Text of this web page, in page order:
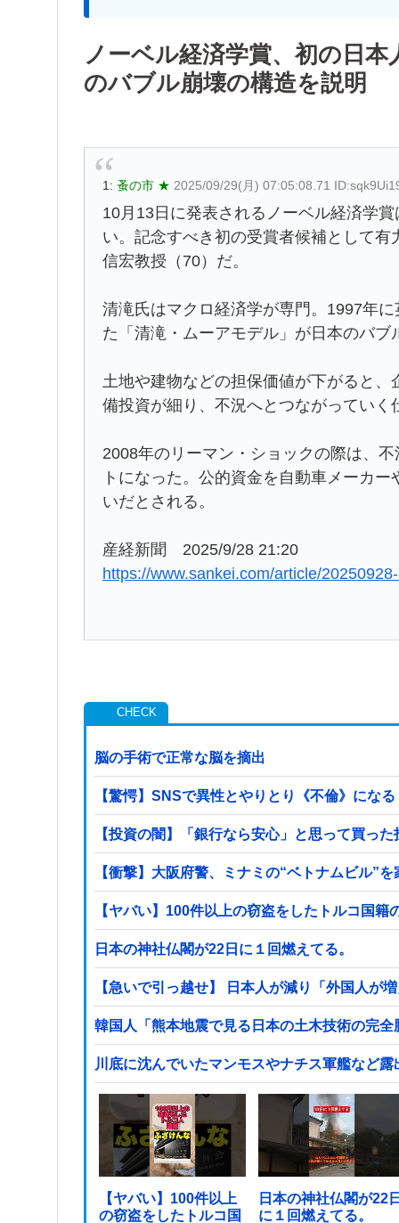
ノーベル経済学賞、初の日
のバブル崩壊の構造を説明
1: 蚤の市 ★ 2025/09/29(月) 07:05:08.71
10月13日に発表されるノーベル経済学
い。記念すべき初の受賞者候補として
信宏教授（70）だ。
清滝氏はマクロ経済学が専門。1997年
た「清滝・ムーアモデル」が日本のバ
土地や建物などの担保価値が下がると
備投資が細り、不況へとつながっていく
2008年のリーマン・ショックの際は、
トになった。公的資金を自動車メーカ
いだとされる。
産経新聞 2025/9/28 21:20
https://www.sankei.com/article/
脳の手術で正常な脳を摘出
【驚愕】SNSで異性とやりとり《不倫》にな
【投資の闇】「銀行なら安心」と思って買っ
【衝撃】大阪府警、ミナミの“ベトナムビル”
日本の神社仏閣が22日に１回燃えてる。
【急いで引っ越せ】 日本人が減り「外国人
韓国人「熊本地震で見る日本の土木技術の完
川底に沈んでいたマンモスやナチス軍艦など
【ヤバい】100件以上
の窃盗をしたトルコ国
日本の神社仏閣が22
に１回燃えてる。